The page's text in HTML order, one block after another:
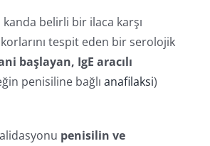
kanda belirli bir ilaca karşı
tespit eden bir serolojik
başlayan, IgE aracılı
penisiline bağlı anafilaksi)
penisilin ve